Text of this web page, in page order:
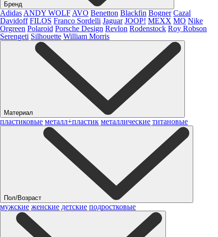
Бренд
Adidas ANDY WOLF AVO Benetton Blackfin Bogner Cazal
Davidoff FILOS Franco Sordelli Jaguar JOOP! MEXX MO Nike
Orgreen Polaroid Porsche Design Revlon Rodenstock Roy Robson
Serengeti Silhouette William Morris
Материал
пластиковые металл+пластик металлические титановые
Пол/Возраст
мужские женские детские подростковые